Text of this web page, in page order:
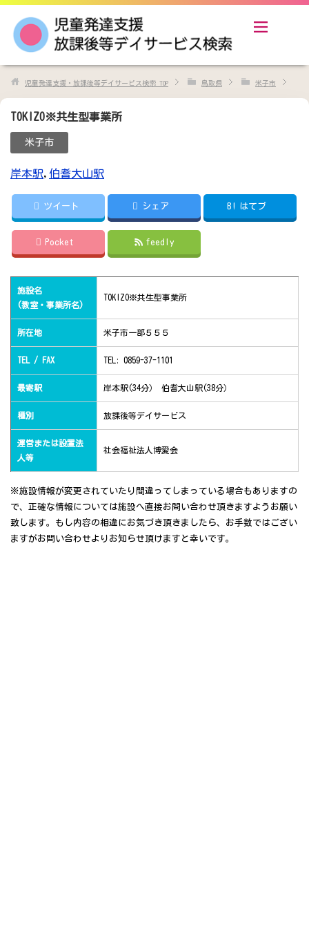
児童発達支援・放課後等デイサービス検索 TOP 鳥取県 米子市
TOKIZO※共生型事業所
米子市
岸本駅, 伯耆大山駅
ツイート シェア B! はてブ
Pocket feedly
施設名
(教室・事業所名)
TOKIZO※共生型事業所
所在地 米子市一部５５５
TEL / FAX TEL: 0859-37-1101
最寄駅 岸本駅(34分） 伯耆大山駅(38分）
種別 放課後等デイサービス
運営または設置法
人等
社会福祉法人博愛会
※施設情報が変更されていたり間違ってしまっている場合もありますの
で、正確な情報については施設へ直接お問い合わせ頂きますようお願い
致します。もし内容の相違にお気づき頂きましたら、お手数ではござい
ますがお問い合わせよりお知らせ頂けますと幸いです。